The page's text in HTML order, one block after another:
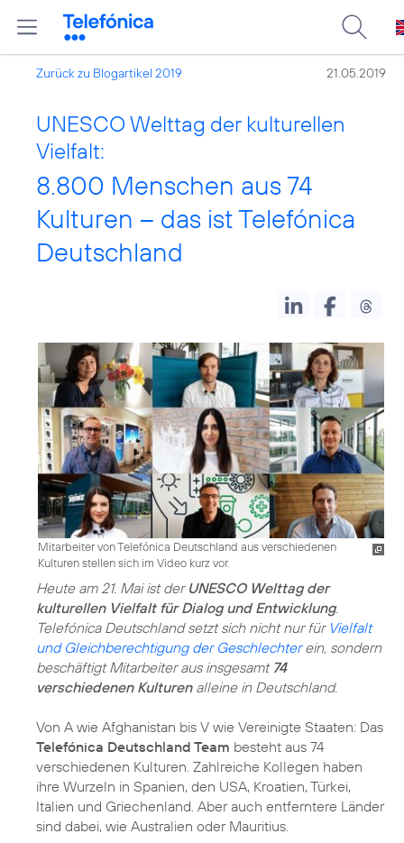
Zurück zu Blogartikel 2019 21.05.2019
UNESCO Welttag der kulturellen
Vielfalt:
8.800 Menschen aus 74
Kulturen – das ist Telefónica
Deutschland
Mitarbeiter von Telefónica Deutschland aus verschiedenen
Kulturen stellen sich im Video kurz vor.
Heute am 21. Mai ist der UNESCO Welttag der
kulturellen Vielfalt für Dialog und Entwicklung.
Telefónica Deutschland setzt sich nicht nur für Vielfalt
und Gleichberechtigung der Geschlechterein, sondern
beschäftigt Mitarbeiter aus insgesamt 74
verschiedenen Kulturenalleine in Deutschland.
Von A wie Afghanistan bis V wie Vereinigte Staaten: Das
Telefónica Deutschland Team besteht aus 74
verschiedenen Kulturen. Zahlreiche Kollegen haben
ihre Wurzeln in Spanien, den USA, Kroatien, Türkei,
Italien und Griechenland. Aber auch entferntere Länder
sind dabei, wie Australien oder Mauritius.